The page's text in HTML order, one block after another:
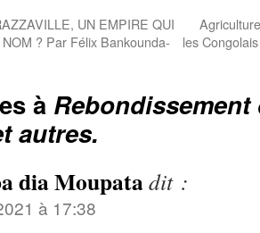
UN EMPIRE QUI
? Par Félix Bankounda-
les
à Rebondissement
autres.
dia Moupatadit :
à 17:38